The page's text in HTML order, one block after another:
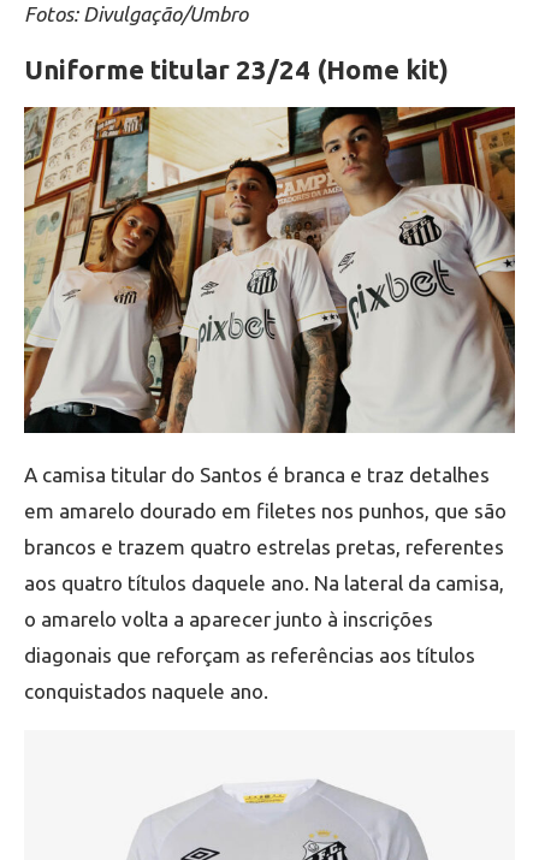
Fotos: Divulgação/Umbro
Uniforme titular 23/24 (Home kit)
A camisa titular do Santos é branca e traz detalhes
em amarelo dourado em filetes nos punhos, que são
brancos e trazem quatro estrelas pretas, referentes
aos quatro títulos daquele ano. Na lateral da camisa,
o amarelo volta a aparecer junto à inscrições
diagonais que reforçam as referências aos títulos
conquistados naquele ano.